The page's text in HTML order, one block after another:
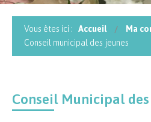
Vous êtes ici : Accueil
Ma
Conseil municipal des jeunes
Conseil Municipal des